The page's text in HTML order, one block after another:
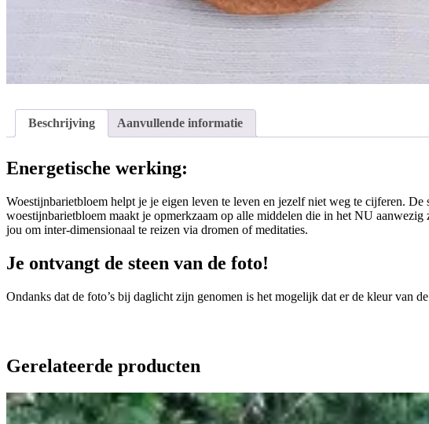
Beschrijving Aanvullende informatie
Energetische werking:
Woestijnbarietbloem helpt je je eigen leven te leven en jezelf niet weg te cijferen.
woestijnbarietbloem maakt je opmerkzaam op alle middelen die in het NU
jou om inter-dimensionaal te reizen via dromen of meditaties.
Je ontvangt de steen van de foto!
Ondanks dat de foto’s bij daglicht zijn genomen is het mogelijk dat er de kleur van
Gerelateerde producten